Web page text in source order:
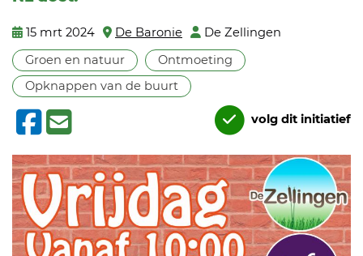
15 mrt 2024 De Baronie
De Zellingen
Groen en natuur
Ontmoeting
Opknappen van de buurt
volg dit initiatief